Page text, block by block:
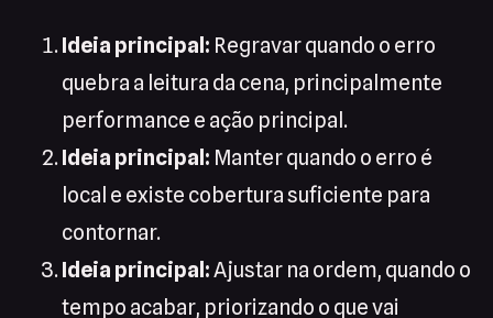
Ideia principal: Regravar quando o erro
quebra a leitura da cena, principalmente
performance e ação principal.
Ideia principal: Manter quando o erro é
local e existe cobertura suficiente para
contornar.
Ideia principal:Ajustar na ordem, quando o
tempo acabar, priorizando o que vai